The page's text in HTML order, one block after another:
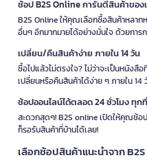
ช้อป B2S Online การันตีสินค้าของ
B2S Online ให้คุณเลือกซื้อสินค้าหลาก
อื่นๆ อีกมากมายได้อย่างมั่นใจ ด้วยกา
เปลี่ยน/คืนสินค้าง่าย ภายใน 14 วัน
ซื้อไปแล้วไม่ตรงใจ? ไม่ว่าจะเป็นหนัง
เปลี่ยนหรือคืนสินค้าได้ง่าย ๆ ภายใน
ช้อปออนไลน์ได้ตลอด 24 ชั่วโมง ทุก
สะดวกสุดๆ! B2S online เปิดให้คุณช้
ก็รอรับสินค้าที่บ้านได้เลย!
เลือกช้อปสินค้าแนะนำจาก